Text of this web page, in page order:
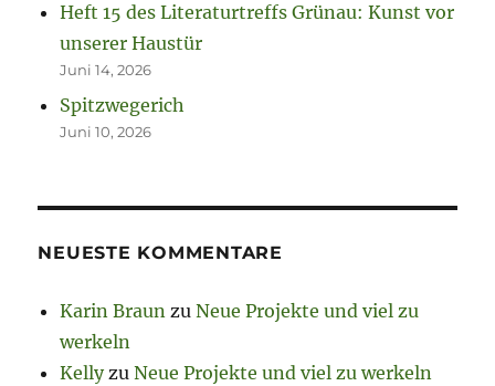
Heft 15 des Literaturtreffs Grünau: Kunst vor
unserer Haustür
Juni 14, 2026
Spitzwegerich
Juni 10, 2026
NEUESTE KOMMENTARE
Karin Braun zuNeue Projekte und viel zu
werkeln
KellyzuNeue Projekte und viel zu werkeln